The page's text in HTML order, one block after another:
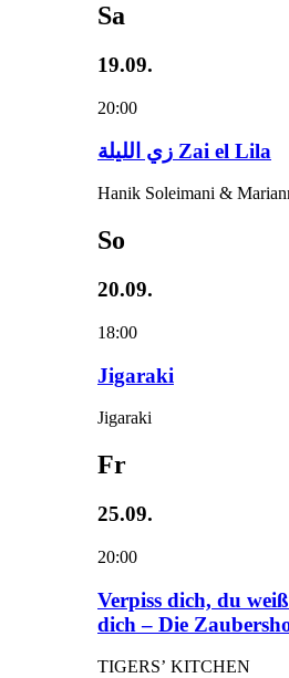
Sa
19.09.
20:00
زي‌ اللیلة Zai el Lila
Hanik Soleimani &
So
20.09.
18:00
Jigaraki
Jigaraki
Fr
25.09.
20:00
Verpiss dich, du
dich – Die
TIGERS’ KITCHEN